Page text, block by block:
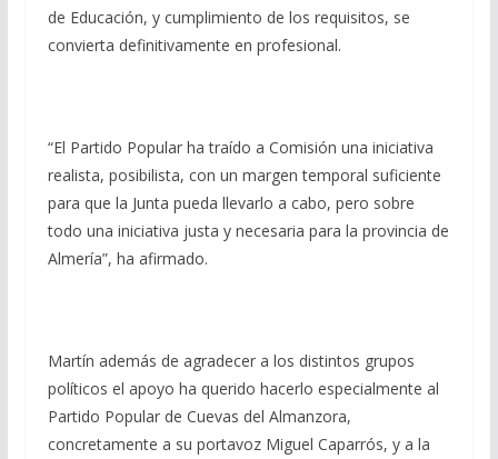
de Educación, y cumplimiento de los requisitos, se
convierta definitivamente en profesional.
“El Partido Popular ha traído a Comisión una iniciativa
realista, posibilista, con un margen temporal suficiente
para que la Junta pueda llevarlo a cabo, pero sobre
todo una iniciativa justa y necesaria para la provincia de
Almería”, ha afirmado.
Martín además de agradecer a los distintos grupos
políticos el apoyo ha querido hacerlo especialmente al
Partido Popular de Cuevas del Almanzora,
concretamente a su portavoz Miguel Caparrós, y a la